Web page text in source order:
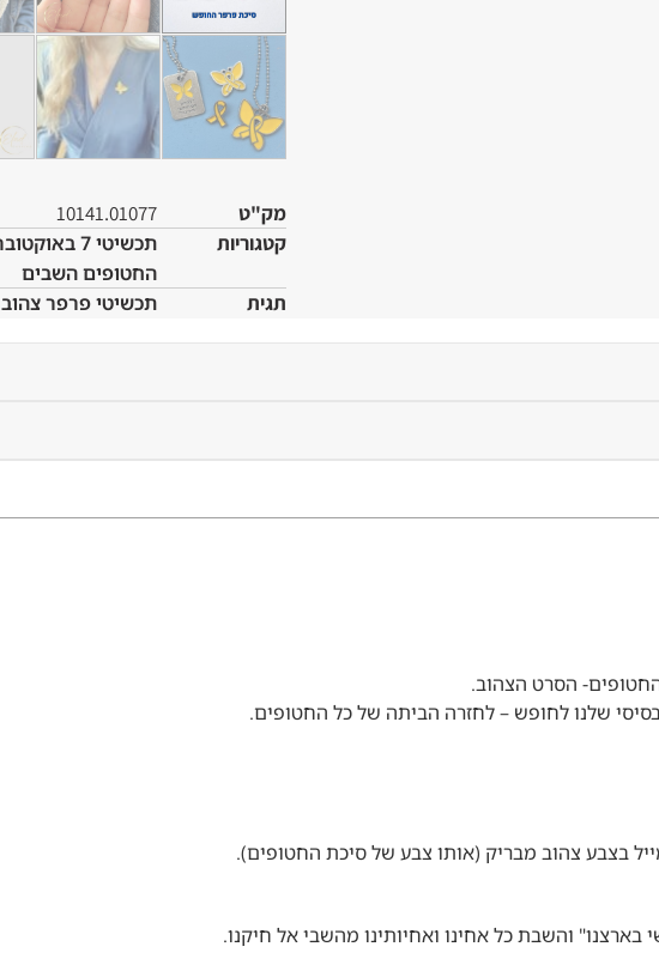
מק"ט
10141.01077
קטגוריות
תכשיטי 7 באוקטובר 23
החטופים השבים
תגית
תכשיטי פרפר צהוב
הסרט הצהוב.
שלנו לחופש –לחזרה הביתה של כל החטופים.
בצבע צהוב מבריק (אותו צבע של סיכת החטופים).
בארצנו" והשבת כל אחינו ואחיותינו מהשבי אל חיקנו.